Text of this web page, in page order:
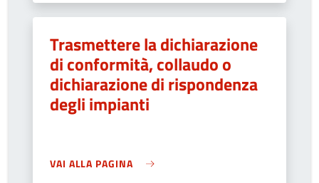
Trasmettere la dichiarazione
di conformità, collaudo o
dichiarazione di rispondenza
degli impianti
VAI ALLA PAGINA